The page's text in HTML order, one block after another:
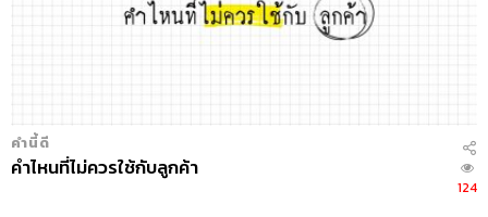
คำนี้ดี
คำไหนที่ไม่ควรใช้กับลูกค้า
124